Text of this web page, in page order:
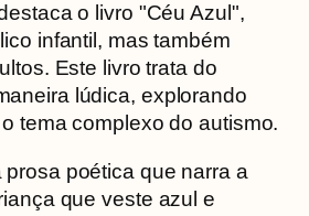
o livro "Céu Azul",
infantil, mas também
Este livro trata do
lúdica, explorando
tema complexo do autismo.
poética que narra a
que veste azul e